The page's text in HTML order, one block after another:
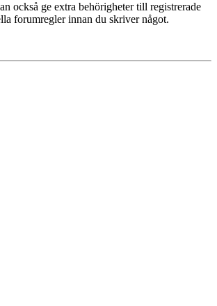
också ge extra behörigheter till registrerade
forumregler innan du skriver något.